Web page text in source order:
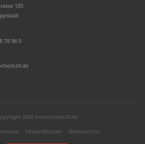
105
78 98 0
2026 buerocheck24.de
Versandkosten Datenschutz